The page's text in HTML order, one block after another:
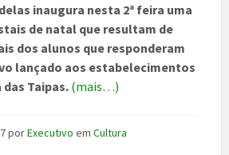
inaugura nesta 2ª feira uma
de natal que resultam de
dos alunos que responderam
lançado aos estabelecimentos
Taipas. (mais…)
porExecutivo em Cultura